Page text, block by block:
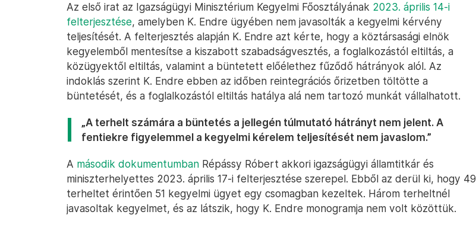
Az első irat az Igazságügyi Minisztérium Kegyelmi Főosztályának 2023. április 14-i
felterjesztése, amelyben K. Endre ügyében nem javasolták a kegyelmi kérvény
teljesítését. A felterjesztés alapján K. Endre azt kérte, hogy a köztársasági elnök
kegyelemből mentesítse a kiszabott szabadságvesztés, a foglalkozástól eltiltás, a
közügyektől eltiltás, valamint a büntetett előélethez fűződő hátrányok alól. Az
indoklás szerint K. Endre ebben az időben reintegrációs őrizetben töltötte a
büntetését, és a foglalkozástól eltiltás hatálya alá nem tartozó munkát vállalhatott.
„A terhelt számára a büntetés a jellegén túlmutató hátrányt nem jelent. A
fentiekre figyelemmel a kegyelmi kérelem teljesítését nem javaslom.”
A második dokumentumban Répássy Róbert akkori igazságügyi államtitkár és
miniszterhelyettes 2023. április 17-i felterjesztése szerepel. Ebből az derül ki, hogy 49
terheltet érintően 51 kegyelmi ügyet egy csomagban kezeltek. Három terheltnél
javasoltak kegyelmet, és az látszik, hogy K. Endre monogramja nem volt közöttük.